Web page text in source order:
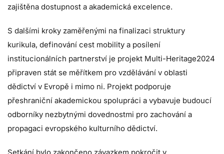
zajištěna dostupnost a akademická excelence.
S dalšími kroky zaměřenými na finalizaci struktury
kurikula, definování cest mobility a posílení
institucionálních partnerství je projekt Multi-Heritage2024
připraven stát se měřítkem pro vzdělávání v oblasti
dědictví v Evropě i mimo ni. Projekt podporuje
přeshraniční akademickou spolupráci a vybavuje budoucí
odborníky nezbytnými dovednostmi pro zachování a
propagaci evropského kulturního dědictví.